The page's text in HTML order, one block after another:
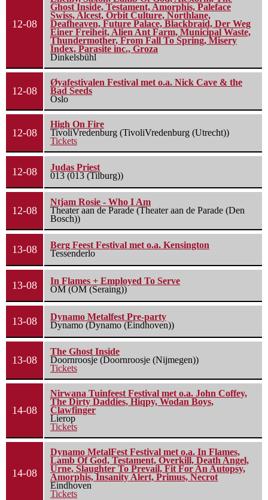
12-08
Ghost Inside, Testament, Amorphis, Paleface
Swiss, Alcest, Orbit Culture, Northlane,
Deafheaven, Future Palace, Blackbraid, Der Weg
Einer Freiheit, Alien Ant Farm, Municipal Waste,
Thundermother, From Fall To Spring, Misery
Index, Parasite inc., Groza
Dinkelsbühl
12-08
Øyafestivalen Festival met o.a. Nick Cave & the
Bad Seeds
Oslo
12-08
High On Fire
TivoliVredenburg (TivoliVredenburg (Utrecht))
Tickets
12-08
Judas Priest
013 (013 (Tilburg))
12-08
Ntjam Rosie - Who I Am
Theater aan de Parade (Theater aan de Parade (Den
Bosch))
13-08
Berg Feest Festival met o.a. Kensington
Tessenderlo
13-08
In Flames + Employed To Serve
OM (OM (Seraing))
13-08
Dynamo Metalfest Pre-party
Dynamo (Dynamo (Eindhoven))
13-08
The Ghost Inside
Doornroosje (Doornroosje (Nijmegen))
Tickets
14-08
Nirwana Tuinfeest Festival met o.a. John Coffey,
The Dirty Daddies, Hiqpy, Wodan Boys,
Clawfinger
Lierop
Tickets
14-08
Dynamo MetalFest Festival met o.a. In Flames,
Lamb Of God, Testament, Overkill, Death Angel,
Urne, Slaughter To Prevail, Fit For An Autopsy,
Amorphis, Insanity Alert, Primus, Necrot
Eindhoven
Tickets